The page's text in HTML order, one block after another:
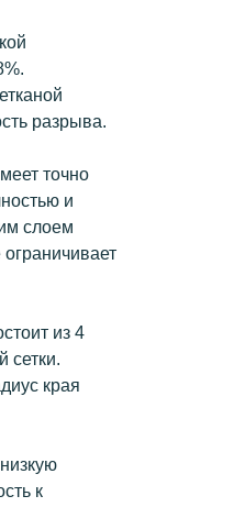
разрыва.
точно
и
слоем
из 4
сетки.
края
к